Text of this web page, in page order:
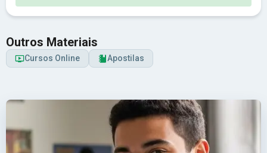
Outros Materiais
Cursos Online Apostilas